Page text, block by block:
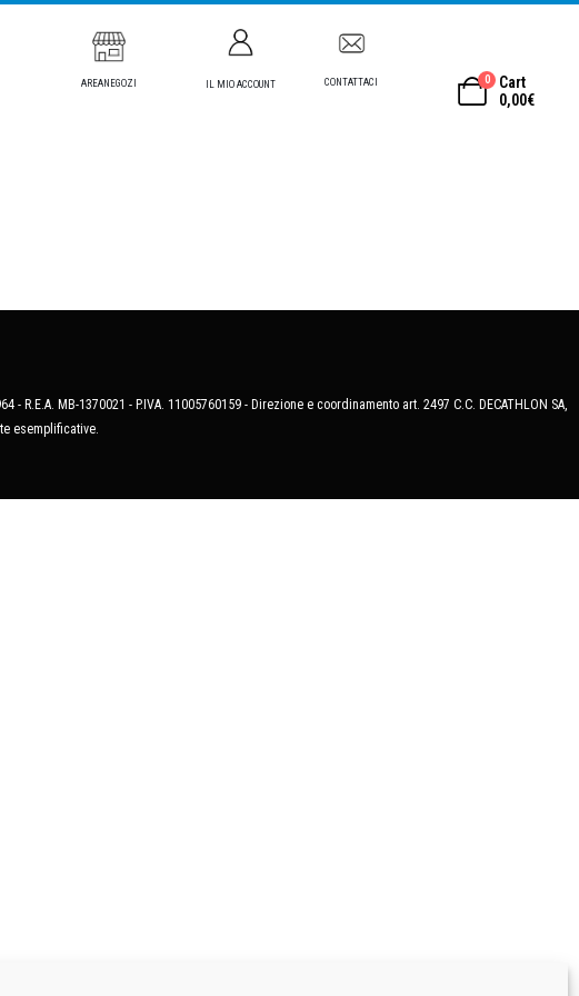
AREANEGOZI IL MIO ACCOUNT CONTATTACI 0
Cart
0,00€
R.E.A. MB-1370021 - P.IVA. 11005760159 - Direzione e coordinamento art. 2497 C.C. DECATHLON SA,
esemplificative.